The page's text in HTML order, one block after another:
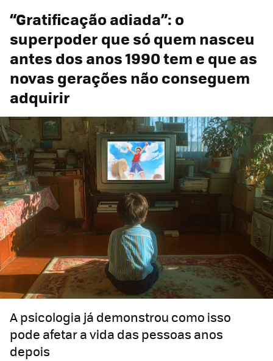
“Gratificação adiada”: o
superpoder que só quem nasceu
antes dos anos 1990 tem e que as
novas gerações não conseguem
adquirir
A psicologia já demonstrou como isso
pode afetar a vida das pessoas anos
depois